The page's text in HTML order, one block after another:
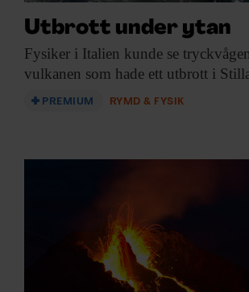
Utbrott under ytan
Fysiker i Italien kunde se
vulkanen som hade ett utbrott i
PREMIUM RYMD & FYSIK